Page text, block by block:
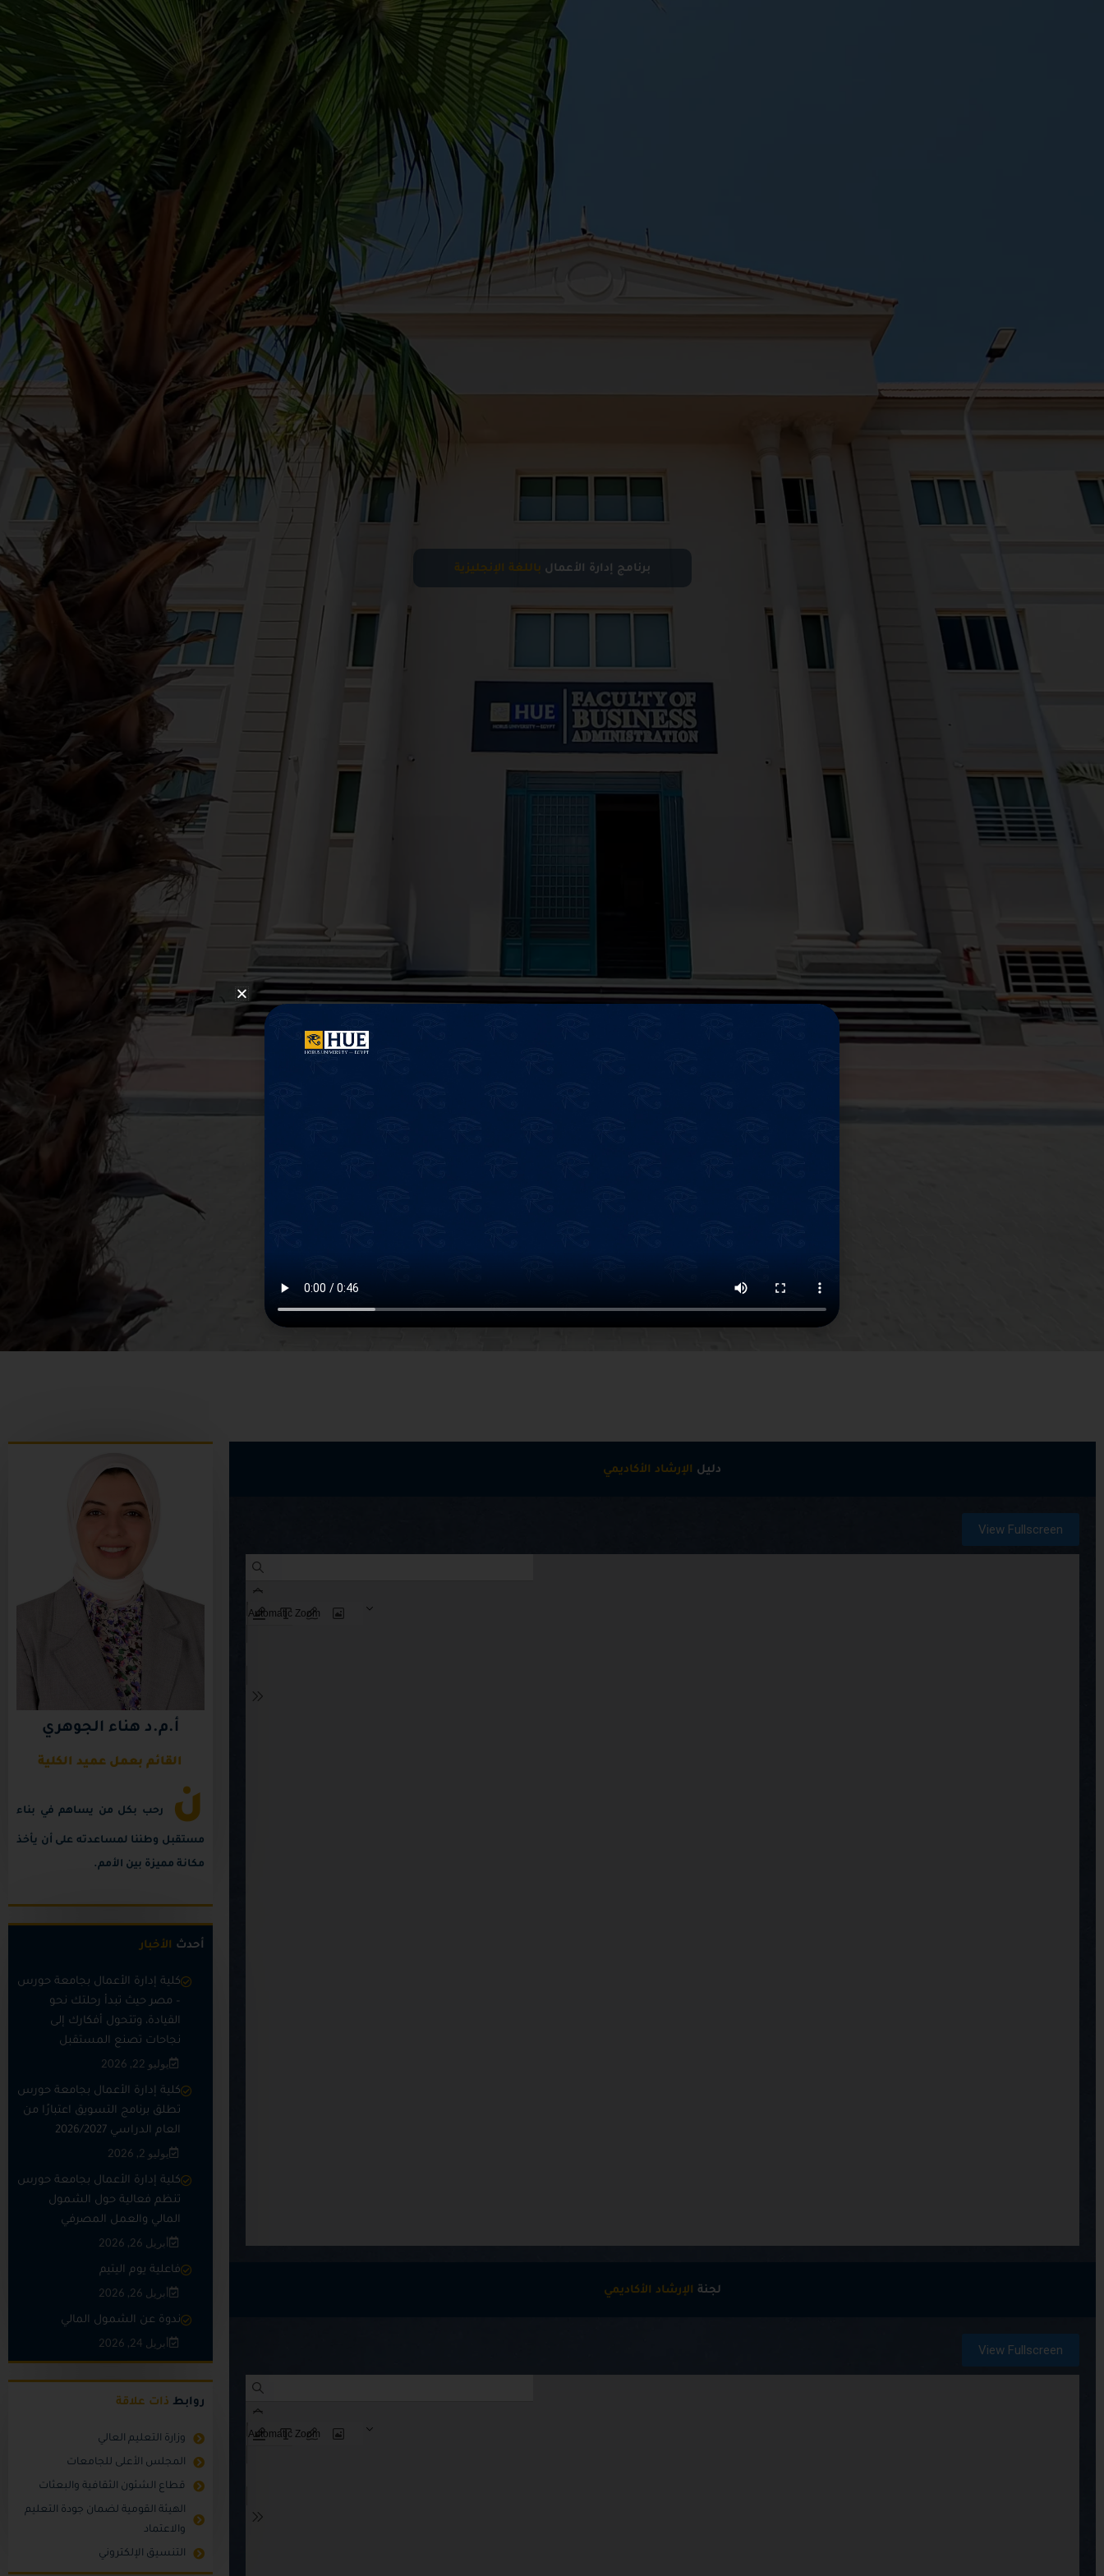
برنامج إدارة الأعمال باللغة الإنجليزية
دليل الإرشاد الأكاديمي
View Fullscreen
لجنة الإرشاد الأكاديمي
View Fullscreen
أ.م.د هناء الجوهري
القائم بعمل عميد الكلية
ن رحب بكل من يساهم في بناء
مستقبل وطننا لمساعدته على أن يأخذ
مكانة مميزة بين الأمم.
أحدث الأخبار
كلية إدارة الأعمال بجامعة حورس
– مصر حيث تبدأ رحلتك نحو
القيادة، وتتحول أفكارك إلى
نجاحات تصنع المستقبل
يوليو 22, 2026
كلية إدارة الأعمال بجامعة حورس
تطلق برنامج التسويق اعتبارًا من
العام الدراسي 2026/2027
يوليو 2, 2026
كلية إدارة الأعمال بجامعة حورس
تنظم فعالية حول الشمول
المالي والعمل المصرفي
أبريل 26, 2026
فاعلية يوم اليتيم
أبريل 26, 2026
ندوة عن الشمول المالي
أبريل 24, 2026
روابط ذات علاقة
وزارة التعليم العالي
المجلس الأعلى للجامعات
قطاع الشئون الثقافية والبعثات
الهيئة القومية لضمان جودة التعليم
والاعتماد
التنسيق الإلكتروني